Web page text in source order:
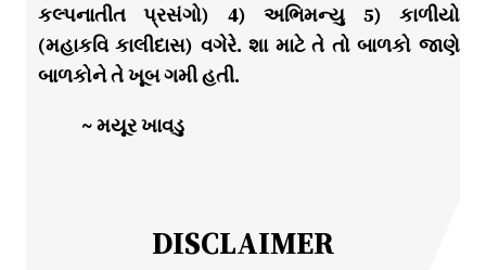
કલ્પનાતીત પ્રસંગો) 4) અભિમન્યુ 5) કાળીયો
(મહાકવિ કાલીદાસ) વગેરે. શા માટે તે તો બાળકો જાણે
બાળકોને તે ખૂબ ગમી હતી.
~ મયૂર ખાવડુ
DISCLAIMER